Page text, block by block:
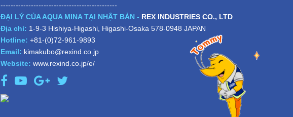
----------------------------------------------
ĐẠI LÝ CỦA AQUA MINA TẠI NHẬT BẢN - REX INDUSTRIES CO., LTD
Địa chỉ: 1-9-3 Hishiya-Higashi, Higashi-Osaka 578-0948 JAPAN
Hotline: +81-(0)72-961-9893
Email: kimakubo@rexind.co.jp
Website: www.rexind.co.jp/e/